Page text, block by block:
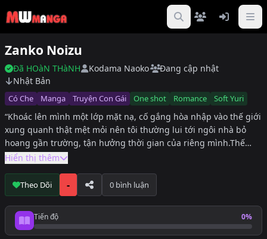
Zanko Noizu
Đã HOàN THàNH Kodama Naoko
Đang cập nhật
Nhật Bản
Có Che Manga Truyện Con Gái One shot Romance Soft Yuri
“Khoác lên mình một lớp mặt nạ, cố gắng hòa nhập vào thế giới
xung quanh thật mệt mỏi nên tôi thường lui tới ngôi nhà bỏ
hoang gần trường, tận hưởng thời gian của riêng mình.Thế
nhưng, cô ta, Shibutani Arimi lại đến, phá vỡ khoảng bình yên
Hiển thị thêm
Theo Dõi - 0 bình luận
Tiến độ 0%
Tiến độ đọc